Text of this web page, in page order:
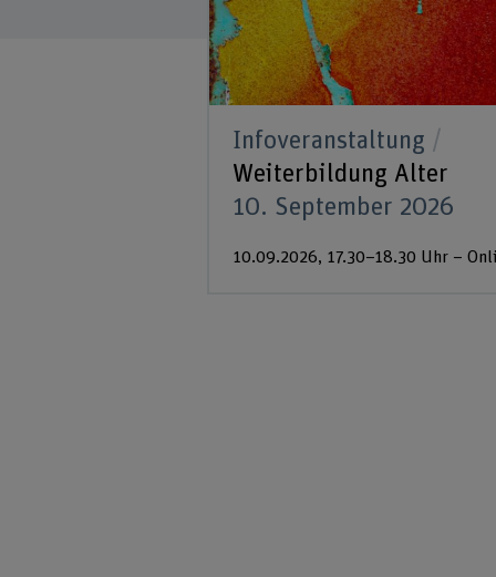
Infoveranstaltung
Weiterbildung Alter
10. September 2026
10.09.2026, 17.30–18.30 Uhr –